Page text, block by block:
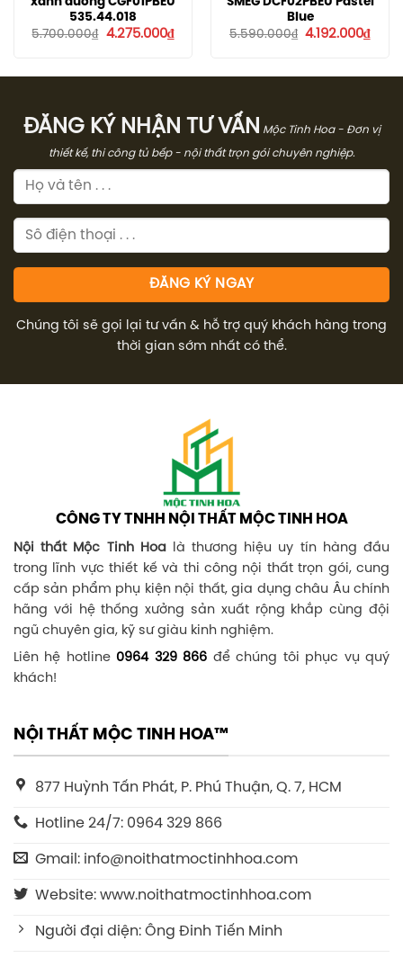
535.44.018
5.700.000₫
Giá
4.275.000₫Giá
4.275.000₫.
Blue
5.590.000₫ Giá
4.192.000₫Giá
ĐĂNG KÝ NHẬN TƯ VẤN
Mộc Tinh Hoa - Đơn vị
thiết kế, thi công tủ bếp - nội thất trọn gói chuyên nghiệp.
Chúng tôi sẽ gọi lại tư vấn & hỗ trợ quý khách hàng trong
thời gian sớm nhất có thể.
CÔNG TY TNHH NỘI THẤT MỘC TINH HOA
Nội thất Mộc Tinh Hoalà thương hiệu uy tín hàng đầu
trong lĩnh vực thiết kế và thi công nội thất trọn gói, cung
cấp sản phẩm phụ kiện nội thất, gia dụng châu Âu chính
hãng với hệ thống xưởng sản xuất rộng khắp cùng đội
ngũ chuyên gia, kỹ sư giàu kinh nghiệm.
Liên hệ hotline 0964 329 866 để chúng tôi phục vụ quý
khách!
NỘI THẤT MỘC TINH HOA™
877 Huỳnh Tấn Phát, P. Phú Thuận, Q. 7, HCM
Hotline 24/7: 0964 329 866
Gmail: info@noithatmoctinhhoa.com
Website: www.noithatmoctinhhoa.com
Người đại diện: Ông Đinh Tiến Minh